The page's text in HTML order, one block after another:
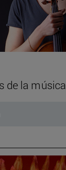
de la música